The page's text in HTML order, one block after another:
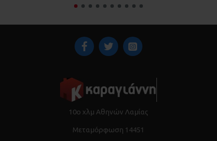
10ο χλμ Αθηνών Λαμίας
Μεταμόρφωση 14451